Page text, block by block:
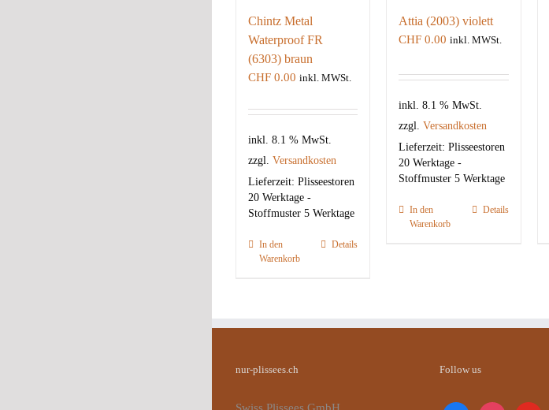
Chintz Metal
Waterproof FR
(6303) braun
CHF0.00 inkl. MWSt.
inkl. 8.1 % MwSt.
zzgl. Versandkosten
Lieferzeit: Plisseestoren
20 Werktage -
Stoffmuster 5 Werktage
In den
Warenkorb
Details
Attia (2003) violett
CHF 0.00 inkl. MWSt.
inkl. 8.1 % MwSt.
zzgl.Versandkosten
Lieferzeit:Plisseestoren
20 Werktage -
Stoffmuster 5 Werktage
In den
Warenkorb
Details
nur-plissees.ch Follow us